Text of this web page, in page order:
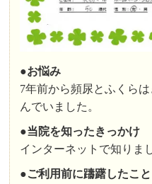
●お悩み
7年前から頻尿とふくら
んでいました。
●当院を知ったきっかけ
インターネットで知りま
●ご利用前に躊躇したこ